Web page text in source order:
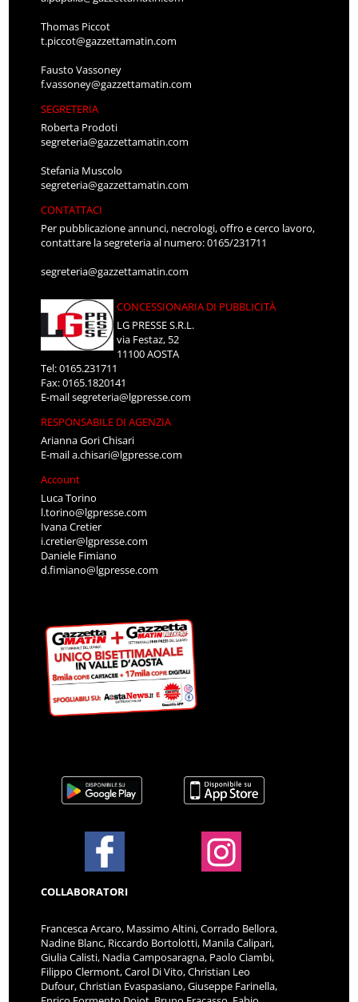
Thomas Piccot
t.piccot@gazzettamatin.com
Fausto Vassoney
f.vassoney@gazzettamatin.com
SEGRETERIA
Roberta Prodoti
segreteria@gazzettamatin.com
Stefania Muscolo
segreteria@gazzettamatin.com
CONTATTACI
Per pubblicazione annunci, necrologi, offro e cerco lavoro,
contattare la segreteria al numero: 0165/231711
segreteria@gazzettamatin.com
LG PRESSE S.R.L.
via Festaz, 52
11100 AOSTA
Tel: 0165.231711
Fax: 0165.1820141
E-mailsegreteria@lgpresse.com
RESPONSABILE DI AGENZIA
Arianna Gori Chisari
E-maila.chisari@lgpresse.com
Account
Luca Torino
l.torino@lgpresse.com
Ivana Cretier
i.cretier@lgpresse.com
Daniele Fimiano
d.fimiano@lgpresse.com
COLLABORATORI
Nadine Blanc, Riccardo Bortolotti, Manila Calipari,
Giulia Calisti, Nadia Camposaragna, Paolo Ciambi,
Filippo Clermont, Carol Di Vito, Christian Leo
Dufour, Christian Evaspasiano, Giuseppe Farinella,
Enrico Formento Dojot, Bruno Fracasso, Fabio
Francesconi, Sofia Fregnani, Giorgia Gambino,